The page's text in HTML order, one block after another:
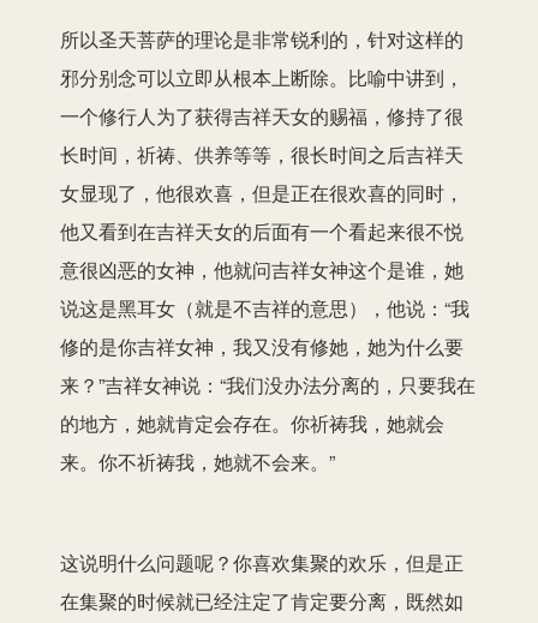
所以圣天菩萨的理论是非常锐利的，针对这样的
邪分别念可以立即从根本上断除。比喻中讲到，
一个修行人为了获得吉祥天女的赐福，修持了很
长时间，祈祷、供养等等，很长时间之后吉祥天
女显现了，他很欢喜，但是正在很欢喜的同时，
他又看到在吉祥天女的后面有一个看起来很不悦
意很凶恶的女神，他就问吉祥女神这个是谁，她
说这是黑耳女（就是不吉祥的意思），他说：“我
修的是你吉祥女神，我又没有修她，她为什么要
来？”吉祥女神说：“我们没办法分离的，只要我在
的地方，她就肯定会存在。你祈祷我，她就会
来。你不祈祷我，她就不会来。”
这说明什么问题呢？你喜欢集聚的欢乐，但是正
在集聚的时候就已经注定了肯定要分离，既然如